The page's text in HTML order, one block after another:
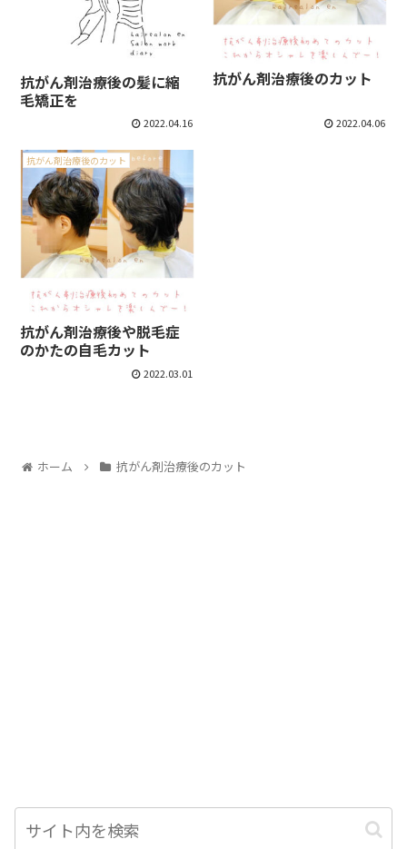
抗がん剤治療後の髪に縮
毛矯正を
2022.04.16
抗がん剤治療後のカット
2022.04.06
抗がん剤治療後のカット
抗がん剤治療後や脱毛症
のかたの自毛カット
2022.03.01
ホーム 抗がん剤治療後のカット